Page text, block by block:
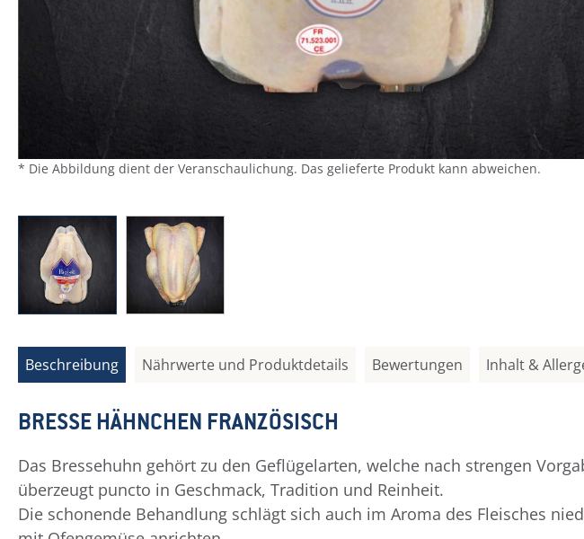
* Die Abbildung dient der Veranschaulichung. Das gelieferte Produkt kann abweichen.
Beschreibung Nährwerte und Produktdetails Bewertungen Inhalt &
BRESSE HÄHNCHEN FRANZÖSISCH
Das Bressehuhn gehört zu den Geflügelarten, welche nach strengen
überzeugt puncto in Geschmack, Tradition und Reinheit.
Die schonende Behandlung schlägt sich auch im Aroma des Fleisches